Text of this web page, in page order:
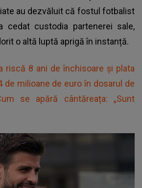
au dezvăluit că fostul fotbalist
cedat custodia partenerei sale,
o altă luptă aprigă în instanță.
riscă 8 ani de închisoare și plata
de milioane de euro în dosarul de
se apără cântăreața: „Sunt